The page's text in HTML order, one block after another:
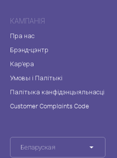
КАМПАНІЯ
Пра нас
Брэнд-цэнтр
Кар'ера
Умовы і Палітыкі
Палітыка канфідэнцыяльнасці
Customer Complaints Code
Беларуская